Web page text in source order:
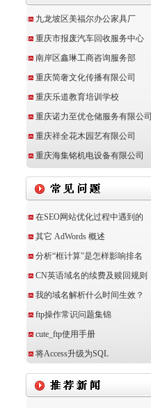
九龙坡区美福尔办公家具厂
重庆市报废汽车回收服务中心
南岸区鑫琳工商咨询服务部
重庆简奢文化传播有限公司
重庆乐道教育培训学校
重庆诺力至优仓储服务有限公司
重庆祥全花木园艺有限公司
重庆海集铭机电设备有限公司
在SEO网站优化过程中遇到的
其它 AdWords 概述
分析“框计算”是怎样影响排名
CN英语域名的续费及赎回规则
我的域名解析什么时间生效？
ftp操作常识问题集锦
cute_ftp使用手册
将Access升级为SQL